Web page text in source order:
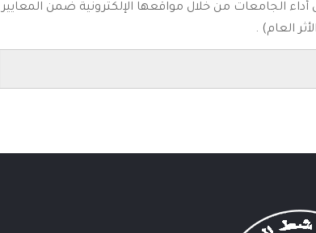
الجامعات من خلال مواقعها الإلكترونية ضمن المعايير
العام) .